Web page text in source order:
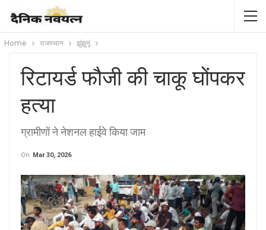
Home राजस्थान झुंझुनूं
रिटायर्ड फौजी की चाकू घोंपकर
हत्या
ग्रामीणों ने नेशनल हाईवे किया जाम
On Mar 30, 2026